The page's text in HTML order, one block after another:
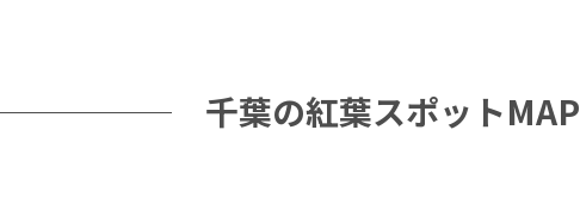
千葉の紅葉スポットMAP